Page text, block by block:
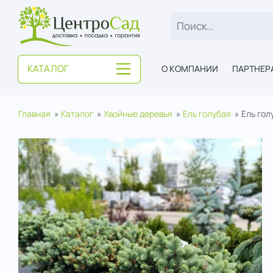
ЦентроСад
КАТАЛОГ О КОМПАНИИ
Главная Каталог Хвойные деревья Ель голубая Ель